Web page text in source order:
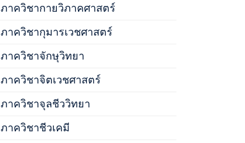
ภาควิชากายวิภาคศาสตร์
ภาควิชากุมารเวชศาสตร์
ภาควิชาจักษุวิทยา
ภาควิชาจิตเวชศาสตร์
ภาควิชาจุลชีววิทยา
ภาควิชาชีวเคมี